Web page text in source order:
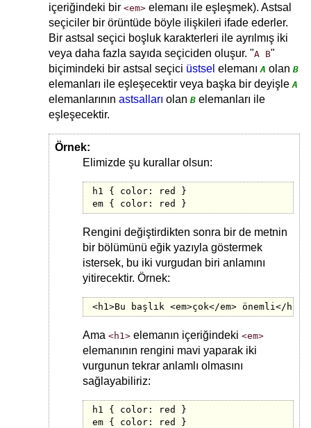
içeriğindeki bir <em> elemanı ile eşleşmek). Astsal
seçiciler bir örüntüde böyle ilişkileri ifade ederler.
Bir astsal seçici boşluk karakterleri ile ayrılmış iki
veya daha fazla sayıda seçiciden oluşur. "A B"
biçimindeki bir astsal seçici üstsel elemanı A olan B
elemanları ile eşleşecektir veya başka bir deyişle A
elemanlarının astsalları olan B elemanları ile
eşleşecektir.
Örnek:
Elimizde şu kurallar olsun:
h1 { color: red }
em { color: red }
Rengini değiştirdikten sonra bir de metnin
bir bölümünü eğik yazıyla göstermek
istersek, bu iki vurgudan biri anlamını
yitirecektir. Örnek:
<h1>Bu başlık <em>çok</em> önemli</h1>
Ama <h1> elemanın içeriğindeki <em>
elemanının rengini mavi yaparak iki
vurgunun tekrar anlamlı olmasını
sağlayabiliriz:
h1 { color: red }
em { color: red }